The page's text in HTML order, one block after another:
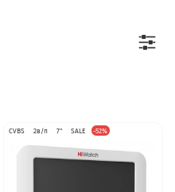
CVBS 2в/п 7" SALE -52%